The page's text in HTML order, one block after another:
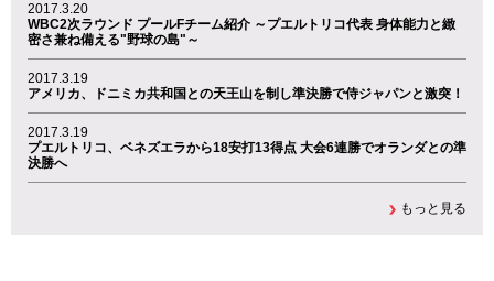
2017.3.20
WBC2次ラウンド プールFチーム紹介 ～プエルトリコ代表 身体能力と緻
密さ兼ね備える"野球の島"～
2017.3.19
アメリカ、ドニミカ共和国との天王山を制し準決勝で侍ジャパンと激突！
2017.3.19
プエルトリコ、ベネズエラから18安打13得点 大会6連勝でオランダとの準
決勝へ
もっと見る